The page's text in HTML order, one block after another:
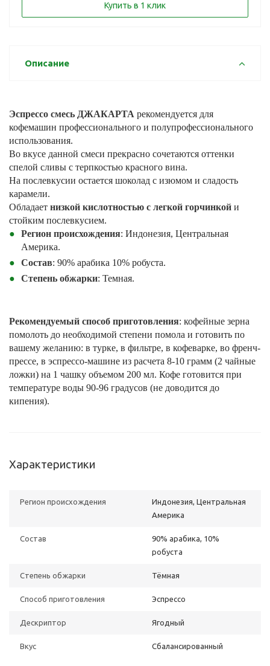
Купить в 1 клик
Описание
Эспрессо смесь ДЖАКАРТА рекомендуется для
кофемашин профессионального и полупрофессионального
использования.
Во вкусе данной смеси прекрасно сочетаются оттенки
спелой сливы с терпкостью красного вина.
На послевкусии остается шоколад с изюмом и сладость
карамели.
Обладает низкой кислотностью с легкой горчинкой и
стойким послевкусием.
Регион происхождения: Индонезия, Центральная
Америка.
Состав: 90% арабика 10% робуста.
Степень обжарки: Темная.
Рекомендуемый способ приготовления: кофейные зерна
помолоть до необходимой степени помола и готовить по
вашему желанию: в турке, в фильтре, в кофеварке, во френч-
прессе, в эспрессо-машине из расчета 8-10 грамм (2 чайные
ложки) на 1 чашку объемом 200 мл. Кофе готовится при
температуре воды 90-96 градусов (не доводится до
кипения).
Характеристики
Регион происхождения
Индонезия, Центральная
Америка
Состав
90% арабика, 10%
робуста
Степень обжарки Тёмная
Способ приготовления Эспрессо
Дескриптор Ягодный
Вкус Сбалансированный